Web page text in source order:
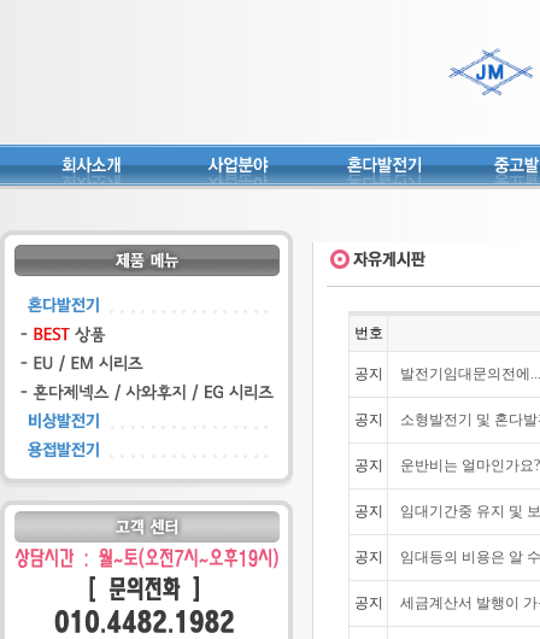
번호
공지 발전기임대문의전에
공지 소형발전기 및 혼다
공지 운반비는 얼마인가요?
공지 임대기간중 유지 및
공지 임대등의 비용은 알
공지 세금계산서 발행이